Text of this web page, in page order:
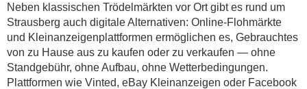
Neben klassischen Trödelmärkten vor Ort gibt es rund um
Strausberg auch digitale Alternativen: Online-Flohmärkte
und Kleinanzeigenplattformen ermöglichen es, Gebrauchtes
von zu Hause aus zu kaufen oder zu verkaufen — ohne
Standgebühr, ohne Aufbau, ohne Wetterbedingungen.
Plattformen wie Vinted, eBay Kleinanzeigen oder Facebook